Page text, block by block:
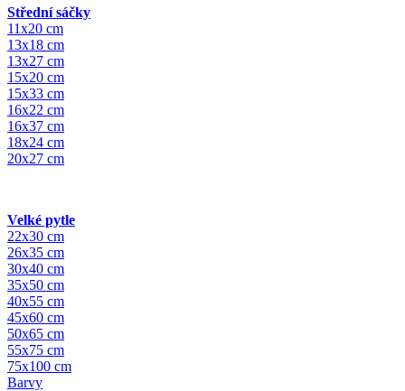
Střední sáčky
11x20 cm
13x18 cm
13x27 cm
15x20 cm
15x33 cm
16x22 cm
16x37 cm
18x24 cm
20x27 cm
Velké pytle
22x30 cm
26x35 cm
30x40 cm
35x50 cm
40x55 cm
45x60 cm
50x65 cm
55x75 cm
75x100 cm
Barvy